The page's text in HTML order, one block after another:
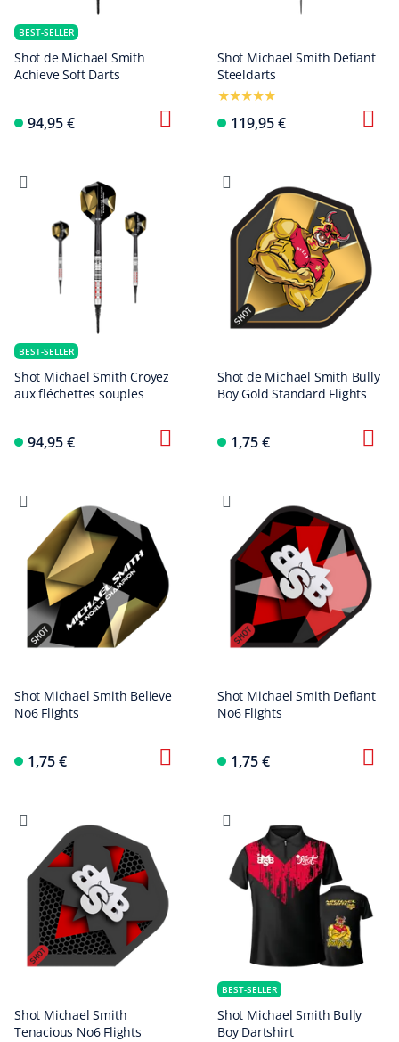
BEST-SELLER
Shot de Michael Smith
Achieve Soft Darts
94,95 €
Shot Michael Smith Defiant
Steeldarts
119,95 €
BEST-SELLER
Shot Michael Smith Croyez
aux fléchettes souples
94,95 €
Shot de Michael Smith Bully
Boy Gold Standard Flights
1,75 €
Shot Michael Smith Believe
No6 Flights
1,75 €
Shot Michael Smith Defiant
No6 Flights
1,75 €
Shot Michael Smith
Tenacious No6 Flights
BEST-SELLER
Shot Michael Smith Bully
Boy Dartshirt